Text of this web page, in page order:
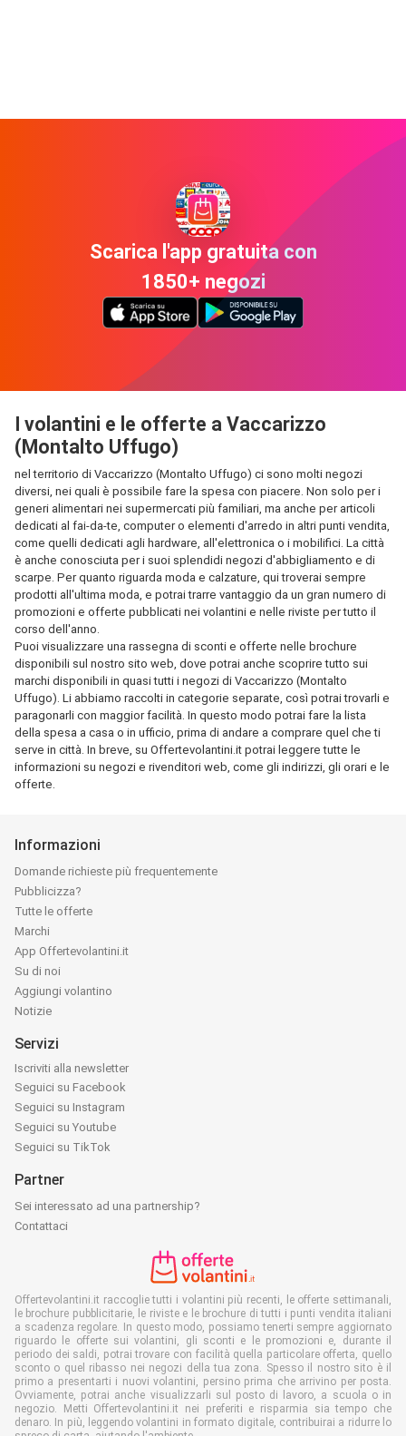
Scarica l'app gratuita con
1850+ negozi
I volantini e le offerte a Vaccarizzo
(Montalto Uffugo)
nel territorio di Vaccarizzo (Montalto Uffugo) ci sono molti negozi
diversi, nei quali è possibile fare la spesa con piacere. Non solo per i
generi alimentari nei supermercati più familiari, ma anche per articoli
dedicati al fai-da-te, computer o elementi d'arredo in altri punti vendita,
come quelli dedicati agli hardware, all'elettronica o i mobilifici. La città
è anche conosciuta per i suoi splendidi negozi d'abbigliamento e di
scarpe. Per quanto riguarda moda e calzature, qui troverai sempre
prodotti all'ultima moda, e potrai trarre vantaggio da un gran numero di
promozioni e offerte pubblicati nei volantini e nelle riviste per tutto il
corso dell'anno.
Puoi visualizzare una rassegna di sconti e offerte nelle brochure
disponibili sul nostro sito web, dove potrai anche scoprire tutto sui
marchi disponibili in quasi tutti i negozi di Vaccarizzo (Montalto
Uffugo). Li abbiamo raccolti in categorie separate, così potrai trovarli e
paragonarli con maggior facilità. In questo modo potrai fare la lista
della spesa a casa o in ufficio, prima di andare a comprare quel che ti
serve in città. In breve, su Offertevolantini.it potrai leggere tutte le
informazioni su negozi e rivenditori web, come gli indirizzi, gli orari e le
offerte.
Informazioni
Domande richieste più frequentemente
Pubblicizza?
Tutte le offerte
Marchi
App Offertevolantini.it
Su di noi
Aggiungi volantino
Notizie
Servizi
Iscriviti alla newsletter
Seguici su Facebook
Seguici su Instagram
Seguici su Youtube
Seguici su TikTok
Partner
Sei interessato ad una partnership?
Contattaci
Offertevolantini.it raccoglie tutti i volantini più recenti, le offerte settimanali,
le brochure pubblicitarie, le riviste e le brochure di tutti i punti vendita italiani
a scadenza regolare. In questo modo, possiamo tenerti sempre aggiornato
riguardo le offerte sui volantini, gli sconti e le promozioni e, durante il
periodo dei saldi, potrai trovare con facilità quella particolare offerta, quello
sconto o quel ribasso nei negozi della tua zona. Spesso il nostro sito è il
primo a presentarti i nuovi volantini, persino prima che arrivino per posta.
Ovviamente, potrai anche visualizzarli sul posto di lavoro, a scuola o in
negozio. Metti Offertevolantini.it nei preferiti e risparmia sia tempo che
denaro. In più, leggendo volantini in formato digitale, contribuirai a ridurre lo